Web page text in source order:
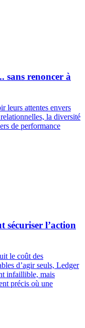
sans renoncer à
leurs attentes envers
la diversité
de performance
sécuriser l’action
le coût des
d’agir seuls, Ledger
infaillible, mais
précis où une